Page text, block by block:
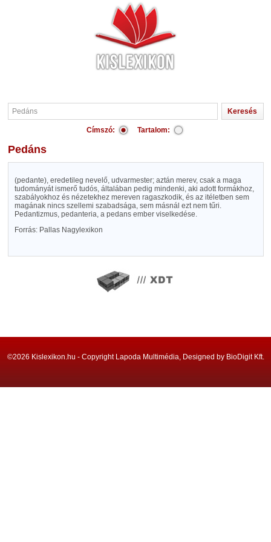
Címszó: Tartalom:
Pedáns
(pedante), eredetileg nevelő, udvarmester; aztán merev, csak a maga
tudományát ismerő tudós, általában pedig mindenki, aki adott formákhoz,
szabályokhoz és nézetekhez mereven ragaszkodik, és az itéletben sem
magának nincs szellemi szabadsága, sem másnál ezt nem tűri.
Pedantizmus, pedanteria, a pedans ember viselkedése.
Forrás: Pallas Nagylexikon
©2026 Kislexikon.hu - Copyright Lapoda Multimédia, Designed by BioDigit Kft.